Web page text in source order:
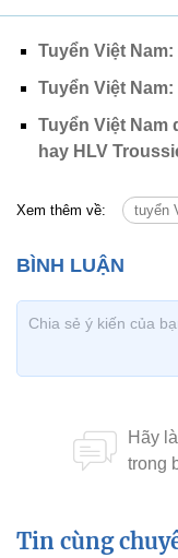
Tuyển Việt
Tuyển Việt
Tuyển Việt Nam
hay HLV
Xem thêm về: tuyển
Tin cùng